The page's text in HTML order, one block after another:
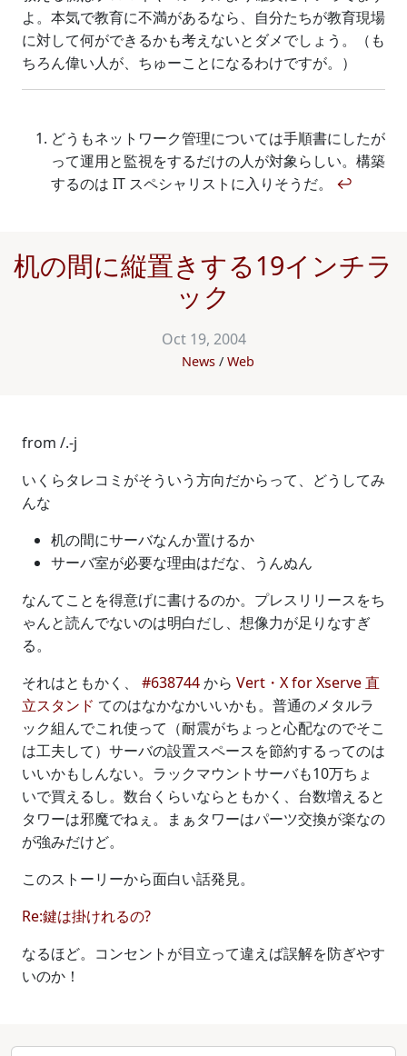
よ。本気で教育に不満があるなら、自分たちが教育現場
に対して何ができるかも考えないとダメでしょう。（も
ちろん偉い人が、ちゅーことになるわけですが。）
どうもネットワーク管理については手順書にしたが
って運用と監視をするだけの人が対象らしい。構築
するのは IT スペシャリストに入りそうだ。 ↩
机の間に縦置きする19インチラ
ック
Oct 19, 2004
News Web
from /.-j
いくらタレコミがそういう方向だからって、どうしてみ
んな
机の間にサーバなんか置けるか
サーバ室が必要な理由はだな、うんぬん
なんてことを得意げに書けるのか。プレスリリースをち
ゃんと読んでないのは明白だし、想像力が足りなすぎ
る。
それはともかく、 #638744から Vert・X for Xserve 直
立スタンド てのはなかなかいいかも。普通のメタルラ
ック組んでこれ使って（耐震がちょっと心配なのでそこ
は工夫して）サーバの設置スペースを節約するってのは
いいかもしんない。ラックマウントサーバも10万ちょ
いで買えるし。数台くらいならともかく、台数増えると
タワーは邪魔でねぇ。まぁタワーはパーツ交換が楽なの
が強みだけど。
このストーリーから面白い話発見。
Re:鍵は掛けれるの?
なるほど。コンセントが目立って違えば誤解を防ぎやす
いのか！